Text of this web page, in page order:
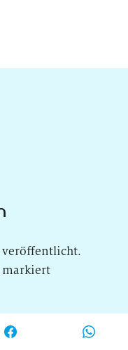
veröffentlicht.
markiert